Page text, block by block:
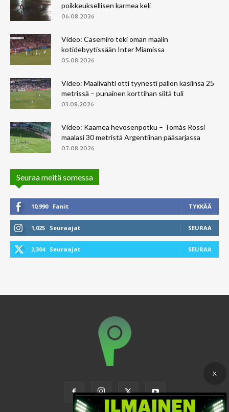
poikkeuksellisen karmea keli
06.08.2026
Video: Casemiro teki oman maalin
kotidebyytissään Inter Miamissa
05.08.2026
Video: Maalivahti otti tyynesti pallon käsiinsä 25
metrissä – punainen korttihan siitä tuli
03.08.2026
Video: Kaamea hevosenpotku – Tomás Rossi
maalasi 30 metristä Argentiinan pääsarjassa
07.08.2026
Seuraa meitä somessa
10,990 Fanit TYKKÄÄ
1,025 Seuraajat SEURAA
2,304 Seuraajat SEURAA